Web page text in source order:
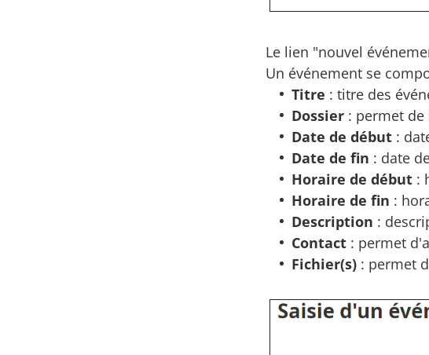
Le lien "nouvel
Un événement se
Titre : titre des
Dossier: permet de
Date de début :
Date de fin : date
Horaire de début:
Horaire de fin :
Description :
Contact : permet
Fichier(s): permet